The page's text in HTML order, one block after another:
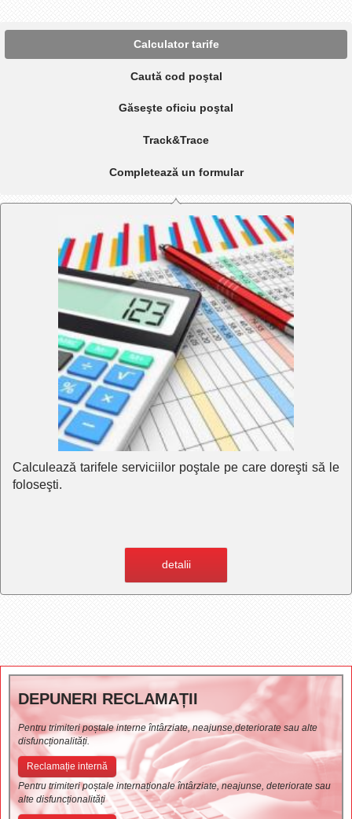
Calculator tarife
Caută cod poştal
Găseşte oficiu poştal
Track&Trace
Completează un formular
Calculează tarifele serviciilor poştale pe care doreşti să le
foloseşti.
detalii
DEPUNERI RECLAMAȚII
Pentru trimiteri poștale interne întârziate, neajunse,deteriorate sau alte
disfuncționalități.
Reclamație internă
Pentru trimiteri poștale internaționale întârziate, neajunse, deteriorate sau
alte disfuncționalități